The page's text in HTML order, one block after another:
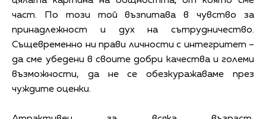
част. По този той възпитава в чувство за
принадлежност и дух на сътрудничество.
Същевременно ни прави личности с интегритет –
да сме убедени в своите добри качества и големи
възможности, да не се обезкуражаваме през
чуждите оценки.